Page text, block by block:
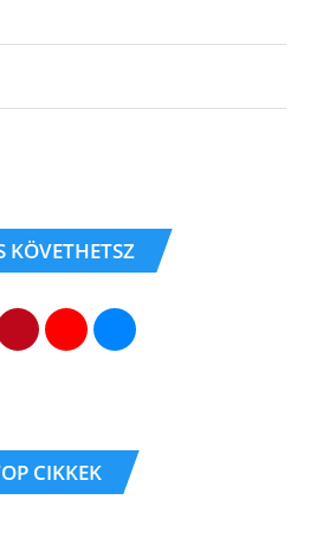
KÖVETHETSZ
CIKKEK